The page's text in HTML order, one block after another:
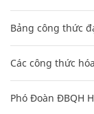
Bảng công thức
Các công thức
Phó Đoàn ĐBQH